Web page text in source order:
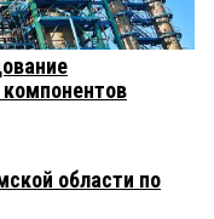
области по